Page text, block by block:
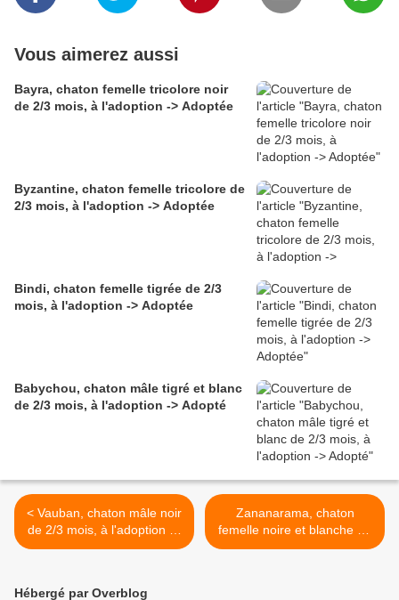
Vous aimerez aussi
Bayra, chaton femelle tricolore noir
de 2/3 mois, à l'adoption -> Adoptée
Byzantine, chaton femelle tricolore de
2/3 mois, à l'adoption -> Adoptée
Bindi, chaton femelle tigrée de 2/3
mois, à l'adoption -> Adoptée
Babychou, chaton mâle tigré et blanc
de 2/3 mois, à l'adoption -> Adopté
< Vauban, chaton mâle noir
de 2/3 mois, à l'adoption ->
adopté
Zananarama, chaton
femelle noire et blanche de
3/4 mois, à l'adoption ->
Hébergé par Overblog